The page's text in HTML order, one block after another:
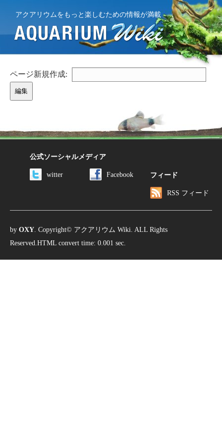
アクアリウムをもっと楽しむための情報が満載
ページ新規作成:
公式ソーシャルメディア
witter Facebook フィード
RSS フィード
by OXY . Copyright© アクアリウム Wiki. ALL Rights
Reserved.HTML convert time: 0.001 sec.